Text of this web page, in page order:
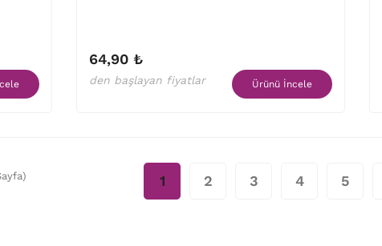
64,90 ₺
den başlayan fiyatlar Ürünü İncele
1 2 3 4 5